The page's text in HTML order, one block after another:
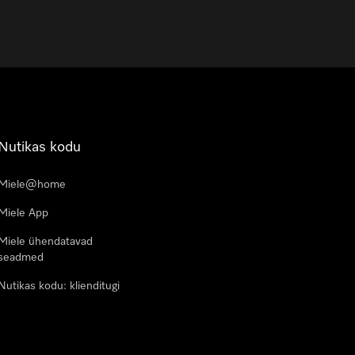
kodu
App
ühendatavad
kodu: klienditugi